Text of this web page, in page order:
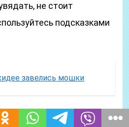
не стоит
подсказками
завелись мошки
и как ее